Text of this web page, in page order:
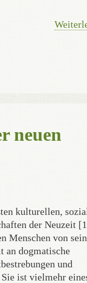
neuen
kulturellen,
der Neuzeit
Menschen von
an dogmatische
und
ist vielmehr